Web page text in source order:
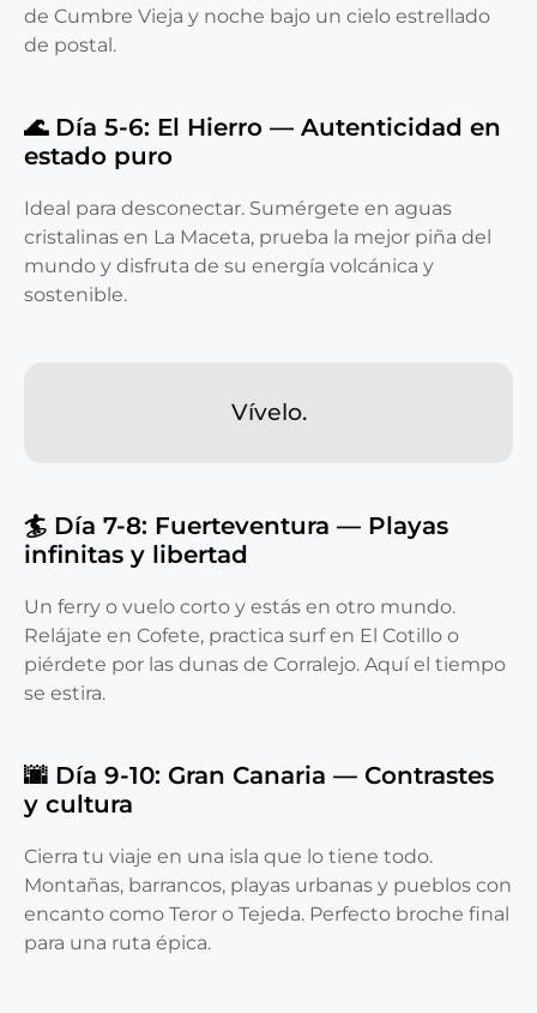
de Cumbre Vieja y noche bajo un cielo estrellado
de postal.
🌊 Día 5-6: El Hierro — Autenticidad en
estado puro
Ideal para desconectar. Sumérgete en aguas
cristalinas en La Maceta, prueba la mejor piña del
mundo y disfruta de su energía volcánica y
sostenible.
Vívelo.
🏄 Día 7-8: Fuerteventura — Playas
infinitas y libertad
Un ferry o vuelo corto y estás en otro mundo.
Relájate en Cofete, practica surf en El Cotillo o
piérdete por las dunas de Corralejo. Aquí el tiempo
se estira.
🌆 Día 9-10: Gran Canaria — Contrastes
y cultura
Cierra tu viaje en una isla que lo tiene todo.
Montañas, barrancos, playas urbanas y pueblos con
encanto como Teror o Tejeda. Perfecto broche final
para una ruta épica.